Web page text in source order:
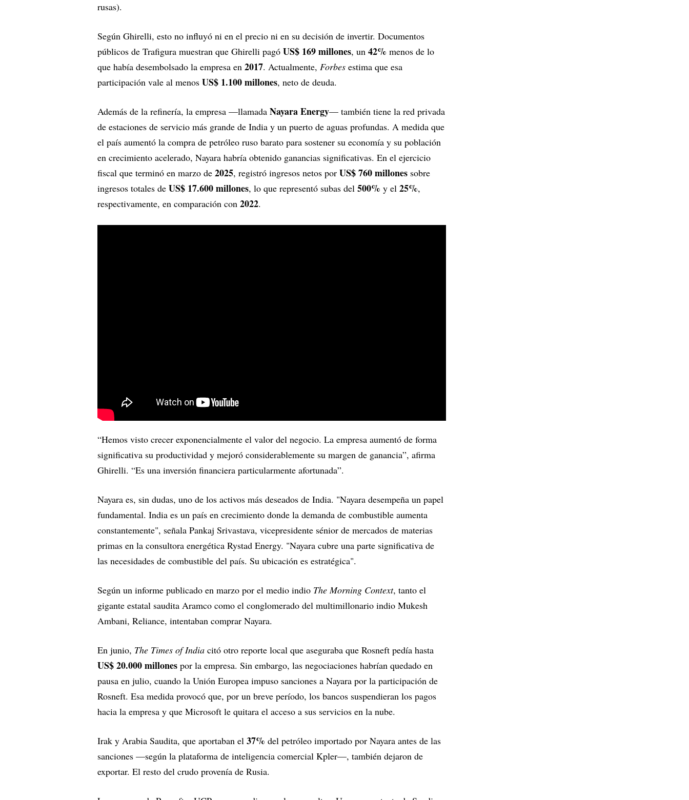
rusas).
Según Ghirelli, esto no influyó ni en el precio ni en su decisión de invertir. Documentos
públicos de Trafigura muestran que Ghirelli pagó US$ 169 millones, un 42% menos de lo
que había desembolsado la empresa en 2017. Actualmente, Forbes estima que esa
participación vale al menos US$ 1.100 millones, neto de deuda.
Además de la refinería, la empresa —llamada Nayara Energy— también tiene la red privada
de estaciones de servicio más grande de India y un puerto de aguas profundas. A medida que
el país aumentó la compra de petróleo ruso barato para sostener su economía y su población
en crecimiento acelerado, Nayara habría obtenido ganancias significativas. En el ejercicio
fiscal que terminó en marzo de 2025, registró ingresos netos por US$ 760 millones sobre
ingresos totales de US$ 17.600 millones, lo que representó subas del 500% y el 25%,
respectivamente, en comparación con 2022.
“Hemos visto crecer exponencialmente el valor del negocio. La empresa aumentó de forma
significativa su productividad y mejoró considerablemente su margen de ganancia”, afirma
Ghirelli. “Es una inversión financiera particularmente afortunada”.
Nayara es, sin dudas, uno de los activos más deseados de India. "Nayara desempeña un papel
fundamental. India es un país en crecimiento donde la demanda de combustible aumenta
constantemente", señala Pankaj Srivastava, vicepresidente sénior de mercados de materias
primas en la consultora energética Rystad Energy. "Nayara cubre una parte significativa de
las necesidades de combustible del país. Su ubicación es estratégica".
Según un informe publicado en marzo por el medio indio The Morning Context, tanto el
gigante estatal saudita Aramco como el conglomerado del multimillonario indio Mukesh
Ambani, Reliance, intentaban comprar Nayara.
En junio, The Times of India citó otro reporte local que aseguraba que Rosneft pedía hasta
US$ 20.000 millones por la empresa. Sin embargo, las negociaciones habrían quedado en
pausa en julio, cuando la Unión Europea impuso sanciones a Nayara por la participación de
Rosneft. Esa medida provocó que, por un breve período, los bancos suspendieran los pagos
hacia la empresa y que Microsoft le quitara el acceso a sus servicios en la nube.
Irak y Arabia Saudita, que aportaban el 37% del petróleo importado por Nayara antes de las
sanciones —según la plataforma de inteligencia comercial Kpler—, también dejaron de
exportar. El resto del crudo provenía de Rusia.